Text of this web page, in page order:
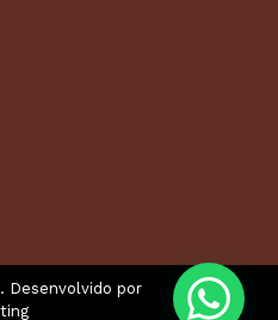
Desenvolvido por